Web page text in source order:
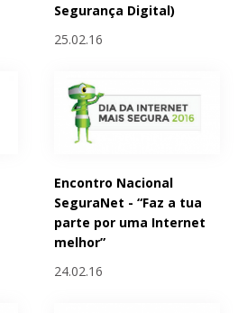
Segurança Digital)
25.02.16
Encontro Nacional
SeguraNet - “Faz a tua
parte por uma Internet
melhor”
24.02.16